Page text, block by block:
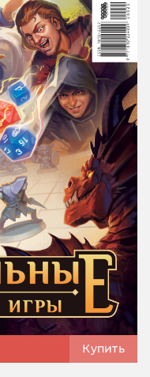
Купить